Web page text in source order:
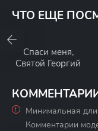
ЧТО ЕЩЕ
Спаси меня,
Святой Георгий
Минимальная
Комментарии